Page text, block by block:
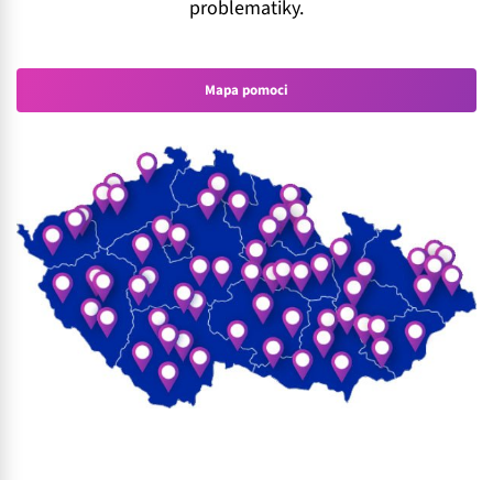
problematiky.
Mapa pomoci